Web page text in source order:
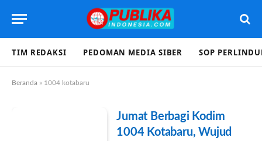
TIM REDAKSI PEDOMAN MEDIA SIBER SOP
Beranda » 1004 kotabaru
Jumat Berbagi Kodim
1004 Kotabaru, Wujud